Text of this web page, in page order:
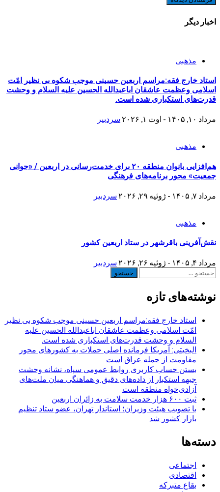
اخبار دیگر
مذهبی
استاد خارج فقه:مراسم اربعین حسینی موجب شکوه بی نظیر امّت
اسلامی وعظمت عاشقان اباعبدالله الحسین علیه السلام و وحشت
قدرت‌های استکباری شده است.
مرداد ۱۰, ۱۴۰۵ - اوت ۱, ۲۰۲۶ سردبیر
مذهبی
هم‌افزایی بانوان منطقه ۲۰ برای خدمت‌رسانی در اربعین / «جوانی
جمعیت» محور برنامه‌های فرهنگی
مرداد ۷, ۱۴۰۵ - ژوئیه ۲۹, ۲۰۲۶ سردبیر
مذهبی
نقش‌آفرینی باقرشهر در ستاد اربعین کشور
مرداد ۴, ۱۴۰۵ - ژوئیه ۲۶, ۲۰۲۶
سردبیر
جستجو
نوشته‌های تازه
استاد خارج فقه:مراسم اربعین حسینی موجب شکوه بی نظیر
امّت اسلامی وعظمت عاشقان اباعبدالله الحسین علیه
السلام و وحشت قدرت‌های استکباری شده است.
البخیتی: آمریکا فرمانده اصلی حملات به کشورهای محور
مقاومت از جمله عراق است
بستن حساب کاربری روابط عمومی سپاه، نشانه‌ وحشت
جبهه استکبار از داده‌های دقیق و هماهنگی میان ملت‌های
آزادی‌خواه منطقه است
ثبت ۶۰۰ هزار خدمت سلامت به زائران اربعین
با تصویب هیئت وزیران؛ استاندار تهران، عضو ستاد تنظیم
بازار کشور شد
دسته‌ها
اجتماعی
اقتصادی
بقاع متبرکه